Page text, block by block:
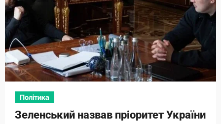
Політика
Зеленський назвав пріоритет України